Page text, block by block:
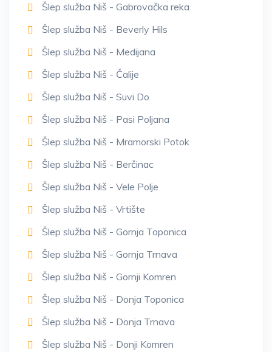
Šlep služba Niš - Gabrovačka reka
Šlep služba Niš - Beverly Hils
Šlep služba Niš - Medijana
Šlep služba Niš - Čalije
Šlep služba Niš - Suvi Do
Šlep služba Niš - Pasi Poljana
Šlep služba Niš - Mramorski Potok
Šlep služba Niš - Berčinac
Šlep služba Niš - Vele Polje
Šlep služba Niš - Vrtište
Šlep služba Niš - Gornja Toponica
Šlep služba Niš - Gornja Trnava
Šlep služba Niš - Gornji Komren
Šlep služba Niš - Donja Toponica
Šlep služba Niš - Donja Trnava
Šlep služba Niš - Donji Komren